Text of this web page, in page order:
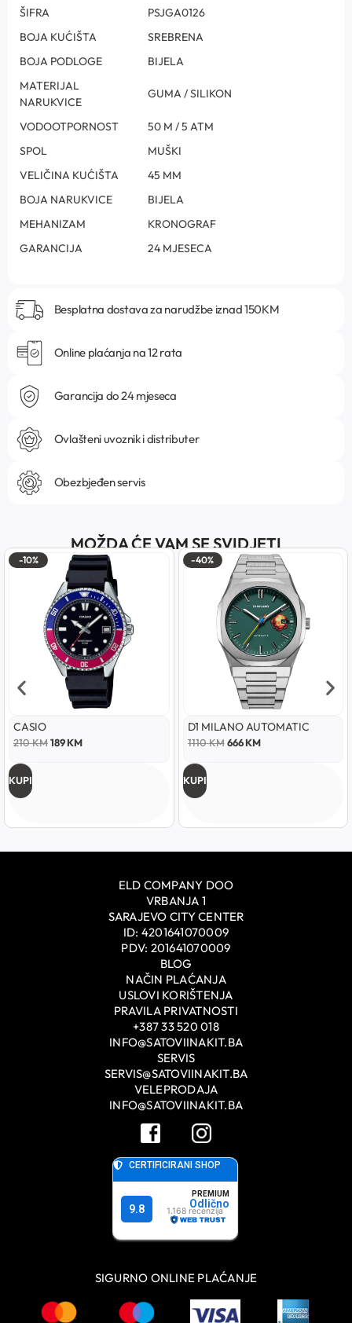
ŠIFRA
PSJGA0126
BOJA KUĆIŠTA
SREBRENA
BOJA PODLOGE
BIJELA
MATERIJAL
NARUKVICE
GUMA / SILIKON
VODOOTPORNOST
50 M / 5 ATM
SPOL
MUŠKI
VELIČINA KUĆIŠTA
45 MM
BOJA NARUKVICE
BIJELA
MEHANIZAM
KRONOGRAF
GARANCIJA
24 MJESECA
Besplatna dostava za narudžbe iznad 150KM
Online plaćanja na 12 rata
Garancija do 24 mjeseca
Ovlašteni uvoznik i distributer
Obezbjeđen servis
MOŽDA ĆE VAM SE SVIDJETI
-10%
KM189KM
-40%
D1 MILANO AUTOMATIC
1110KM666KM
KUPI
ELD COMPANY DOO
VRBANJA 1
SARAJEVO CITY CENTER
ID: 4201641070009
PDV: 201641070009
BLOG
NAČIN PLAĆANJA
USLOVI KORIŠTENJA
PRAVILA PRIVATNOSTI
+387 33 520 018
INFO@SATOVIINAKIT.BA
SERVIS
SERVIS@SATOVIINAKIT.BA
VELEPRODAJA
INFO@SATOVIINAKIT.BA
SIGURNO ONLINE PLAĆANJE